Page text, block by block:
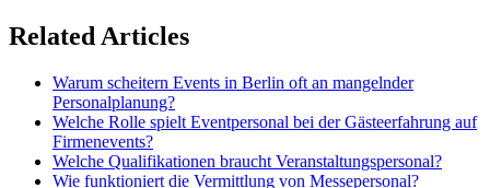
Skip
to
Related Articles
Warum scheitern Events in Berlin oft an mangelnder
Personalplanung?
Welche Rolle spielt Eventpersonal bei der Gästeerfahrung auf
Firmenevents?
Welche Qualifikationen braucht Veranstaltungspersonal?
Wie funktioniert die Vermittlung von Messepersonal?